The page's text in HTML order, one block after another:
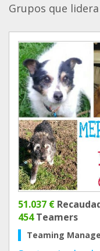
Grupos que lidera
51.037 €
454Teamers
Teaming